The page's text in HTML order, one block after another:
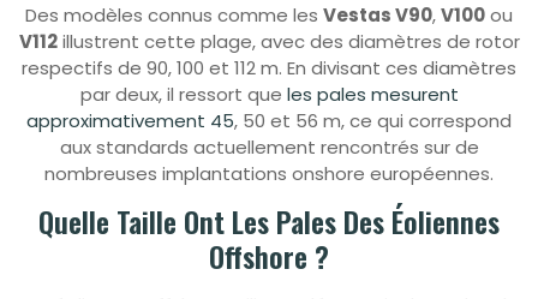
Des modèles connus comme les Vestas V90,V100ou
V112illustrent cette plage, avec des diamètres de rotor
respectifs de 90, 100 et 112 m. En divisant ces diamètres
par deux, il ressort que les pales mesurent
approximativement 45, 50 et 56 m, ce qui correspond
aux standards actuellement rencontrés sur de
nombreuses implantations onshore européennes.
Quelle Taille Ont Les Pales Des Éoliennes
Offshore ?